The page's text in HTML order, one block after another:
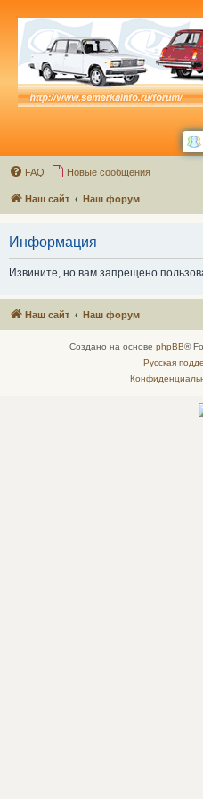
FAQ Новые сообщения
Наш сайт Наш форум
Информация
Извините, но вам запрещено
Наш сайт Наш форум
Создано на основе phpBB®
Русская